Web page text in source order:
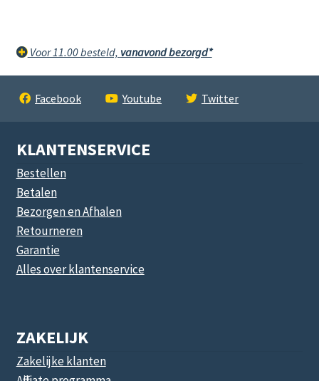
Voor 11.00 besteld, vanavond bezorgd*
Facebook Youtube Twitter
KLANTENSERVICE
Bestellen
Betalen
Bezorgen en Afhalen
Retourneren
Garantie
Alles over klantenservice
ZAKELIJK
Zakelijke klanten